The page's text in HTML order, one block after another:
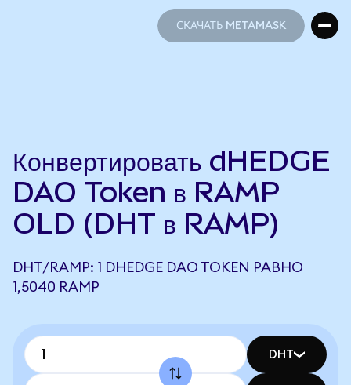
СКАЧАТЬ METAMASK
Конвертировать dHEDGE
DAO Token в RAMP
OLD (DHT в RAMP)
DHT/RAMP: 1 DHEDGE DAO TOKEN РАВНО
1,5040 RAMP
DHT